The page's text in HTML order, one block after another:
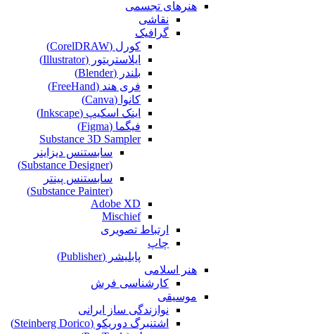
هنرهای تجسمی
نقاشی‌
گرافیک
کورل (CorelDRAW)
ایلاستریتور (Illustrator)
بلندر (Blender)
فری هند (FreeHand)
کانوا (Canva)
اینک اسکیپ (Inkscape)
فیگما (Figma‎)
Substance 3D Sampler
سابستنس دیزاینر
(Substance Designer)
سابستنس پینتر
(Substance Painter)
Adobe XD
Mischief
ارتباط تصویری
چاپ
پابلیشر (Publisher)
هنر اسلامی
کارشناسی فرش
موسیقی
نوازندگی ساز ایرانی
اشتنبرگ دوریکو (Steinberg Dorico)